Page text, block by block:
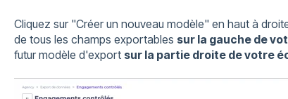
Cliquez sur "Créer un nouveau modèle" en haut à
de tous les champs exportables sur la gauche de
futur modèle d'export sur la partie droite de votre